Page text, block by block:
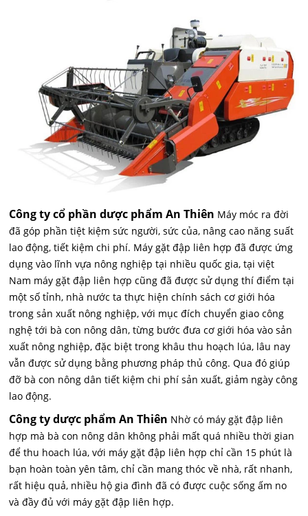
Công ty cổ phần dược phẩm An Thiên Máy móc ra đời
đã góp phần tiệt kiệm sức người, sức của, nâng cao năng suất
lao động, tiết kiệm chi phí. Máy gặt đập liên hợp đã được ứng
dụng vào lĩnh vựa nông nghiệp tại nhiều quốc gia, tại việt
Nam máy gặt đập liên hợp cũng đã được sử dụng thí điểm tại
một số tỉnh, nhà nước ta thực hiện chính sách cơ giới hóa
trong sản xuất nông nghiệp, với mục đích chuyển giao công
nghệ tới bà con nông dân, từng bước đưa cơ giới hóa vào sản
xuất nông nghiệp, đặc biệt trong khâu thu hoạch lúa, lâu nay
vẫn được sử dụng bằng phương pháp thủ công. Qua đó giúp
đỡ bà con nông dân tiết kiệm chi phí sản xuất, giảm ngày công
lao động.
Công ty dược phẩm An Thiên Nhờ có máy gặt đập liên
hợp mà bà con nông dân không phải mất quá nhiều thời gian
để thu hoach lúa, với máy gặt đập liên hợp chỉ cần 15 phút là
bạn hoàn toàn yên tâm, chỉ cần mang thóc về nhà, rất nhanh,
rất hiệu quả, nhiều hộ gia đình đã có được cuộc sống ấm no
và đầy đủ với máy gặt đập liên hợp.